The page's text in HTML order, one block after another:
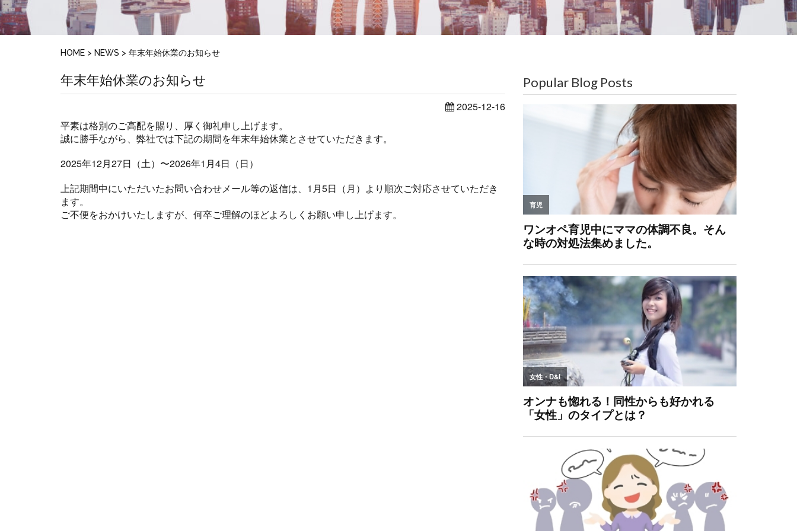
HOME > NEWS > 年末年始休業のお知らせ
年末年始休業のお知らせ
2025-12-16
平素は格別のご高配を賜り、厚く御礼申し上げます。
誠に勝手ながら、弊社では下記の期間を年末年始休業とさせていただきます。
2025年12月27日（土）〜2026年1月4日（日）
上記期間中にいただいたお問い合わせメール等の返信は、1月5日（月）より順次ご対応させていただき
ます。
ご不便をおかけいたしますが、何卒ご理解のほどよろしくお願い申し上げます。
Popular Blog Posts